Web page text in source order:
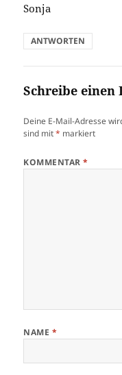
Sonja
ANTWORTEN
Schreibe einen
Deine E-Mail-Adresse
sind mit* markiert
KOMMENTAR*
NAME *